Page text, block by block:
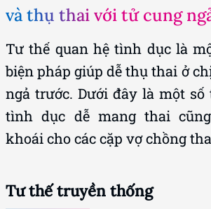
và thụ thai với tử cung
Tư thế quan hệ tình dục là
biện pháp giúp dễ thụ thai ở
ngả trước. Dưới đây là một
tình dục dễ mang thai
khoái cho các cặp vợ chồng
Tư thế truyền thống